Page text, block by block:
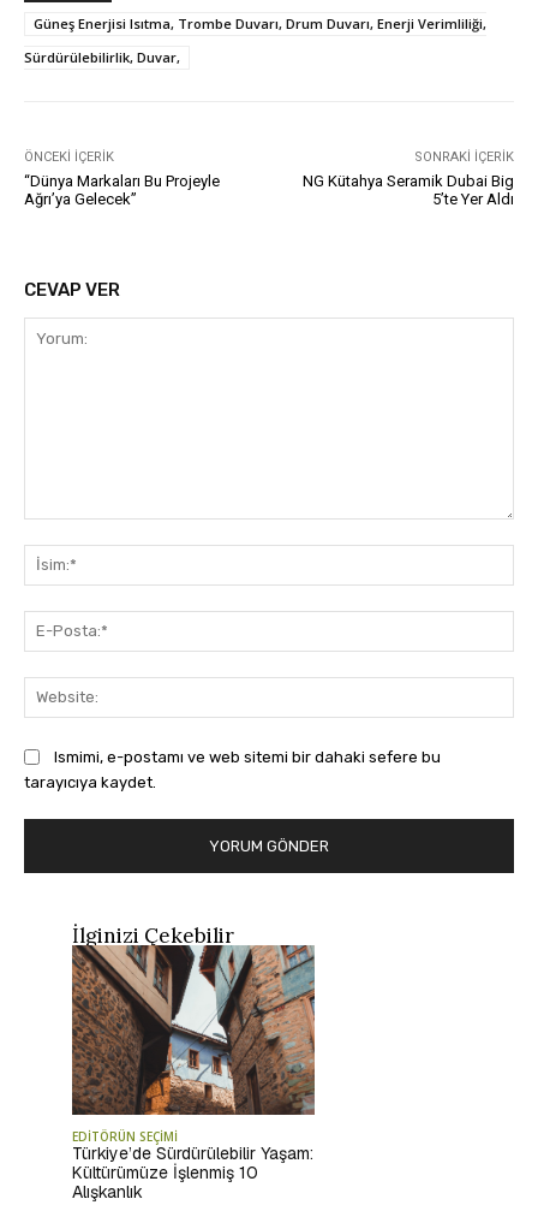
Güneş Enerjisi Isıtma, Trombe Duvarı, Drum Duvarı, Enerji Verimliliği,
Sürdürülebilirlik, Duvar,
ÖNCEKI İÇERIK
“Dünya Markaları Bu Projeyle
Ağrı’ya Gelecek”
SONRAKI İÇERIK
NG Kütahya Seramik Dubai Big
5’te Yer Aldı
CEVAP VER
Ismimi, e-postamı ve web sitemi bir dahaki sefere bu
tarayıcıya kaydet.
İlginizi Çekebilir
EDİTÖRÜN SEÇİMİ
Türkiye’de Sürdürülebilir Yaşam:
Kültürümüze İşlenmiş 10
Alışkanlık